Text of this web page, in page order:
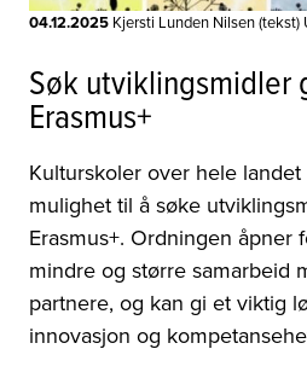
04.12.2025 Kjersti Lunden Nilsen (tekst)
Søk utviklingsmidler
Erasmus+
Kulturskoler over hele
mulighet til å søke
Erasmus+. Ordningen åpner
mindre og større samarbeid
partnere, og kan gi et viktig
innovasjon og